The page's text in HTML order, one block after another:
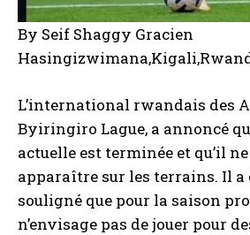
By Seif Shaggy Gracien
L’international rwandais des
Byiringiro Lague, a annoncé
actuelle est terminée et qu’il
apparaître sur les terrains. Il a
souligné que pour la saison
n’envisage pas de jouer pour